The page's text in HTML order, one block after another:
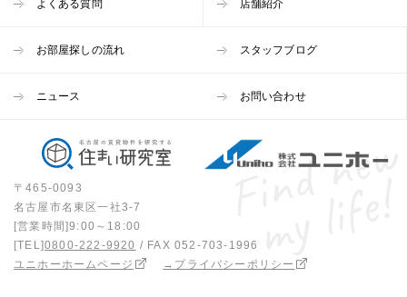
よくある質問 店舗紹介
お部屋探しの流れ スタッフブログ
ニュース お問い合わせ
〒465-0093
名古屋市名東区一社3-7
[営業時間]9:00～18:00
[TEL]0800-222-9920 / FAX 052-703-1996
ユニホーホームページ
→プライバシーポリシー